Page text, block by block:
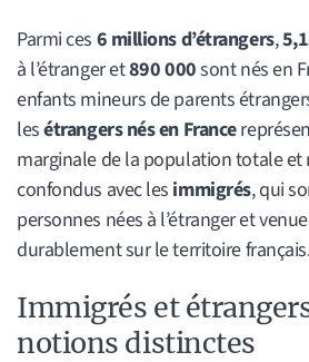
Parmi ces 6 millions d’étrangers,
à l’étranger et890 000sont nés en
enfants mineurs de parents
lesétrangers nés en France
marginale de la population totale et
confondus avec les immigrés, qui
personnes nées à l’étranger et
durablement sur le territoire
Immigrés et
notions distinctes